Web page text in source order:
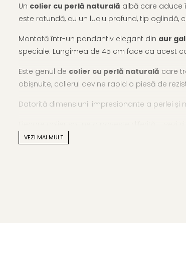
Un colier cu perlă naturală albă care aduce
este rotundă, cu un luciu profund, tip
Montată într-un pandantiv elegant din aur
speciale. Lungimea de 45 cm face ca acest
Este genul de colier cu perlă naturală care
obișnuite, colierul devine rapid o piesă de
Datorită dimensiunii impresionante a perlei
Caracteristici tehnice
VEZI MAI MULT